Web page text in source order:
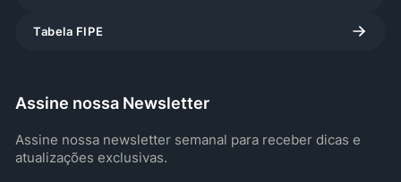
Tabela FIPE
Assine nossa Newsletter
Assine nossa newsletter semanal para receber dicas e
atualizações exclusivas.